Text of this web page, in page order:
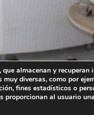
Spain By JadeVillas S.L. ·
almacenan y recuperan
muy diversas, como por
fines estadísticos o
proporcionan al usuario